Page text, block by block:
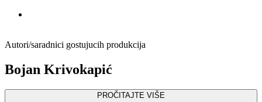
Autori/saradnici gostujucih produkcija
Bojan Krivokapić
PROČITAJTE VIŠE